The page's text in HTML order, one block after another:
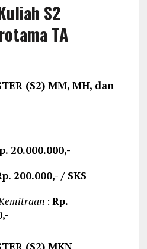
S2
TA
(S2) MM, MH, dan
20.000.000,-
200.000,- / SKS
: Rp.